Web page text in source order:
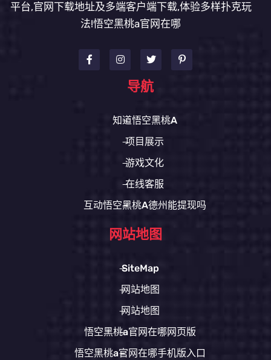
平台,官网下载地址及多端客户端下载,体验多样扑克玩
法!悟空黑桃a官网在哪
导航
知道悟空黑桃A
项目展示
游戏文化
在线客服
互动悟空黑桃A德州能提现吗
网站地图
SiteMap
网站地图
网站地图
悟空黑桃a官网在哪网页版
悟空黑桃a官网在哪手机版入口